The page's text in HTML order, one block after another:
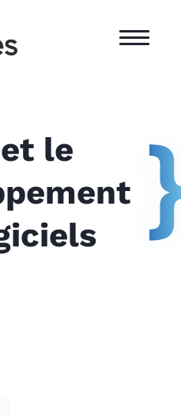
et le